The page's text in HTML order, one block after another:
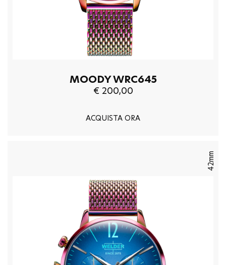
MOODY WRC645
€ 200,00
ACQUISTA ORA
42mm